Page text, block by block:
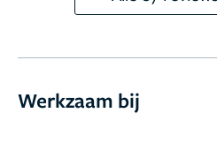
Werkzaam bij